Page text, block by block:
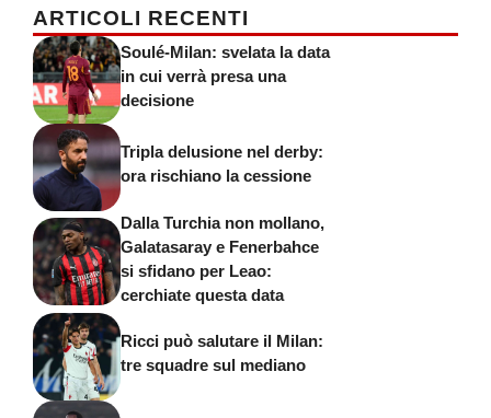
ARTICOLI RECENTI
Soulé-Milan: svelata la data
in cui verrà presa una
decisione
Tripla delusione nel derby:
ora rischiano la cessione
Dalla Turchia non mollano,
Galatasaray e Fenerbahce
si sfidano per Leao:
cerchiate questa data
Ricci può salutare il Milan:
tre squadre sul mediano